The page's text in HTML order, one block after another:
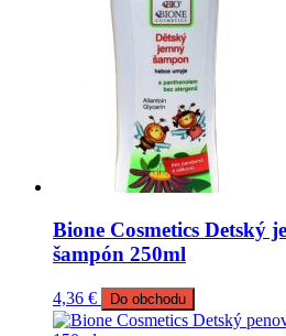
Bione Cosmetics Detský
šampón 250ml
4,36 € Do obchodu